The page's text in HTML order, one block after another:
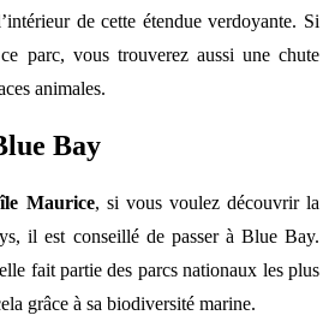
de cette étendue verdoyante. Si
parc, vous trouverez aussi une chute
animales.
Bay
Maurice, si vous voulez découvrir la
il est conseillé de passer à Blue Bay.
fait partie des parcs nationaux les plus
grâce à sa biodiversité marine.